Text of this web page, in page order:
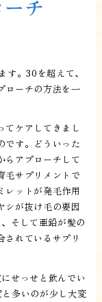
チ
。30を超えて、
ローチの方法を一
てケアしてきまし
です。どういった
らアプローチして
毛サプリメントで
レットが発毛作用
シが抜け毛の要因
そして亜鉛が髪の
れているサプリ
せっせと飲んでい
多いのが少し大変